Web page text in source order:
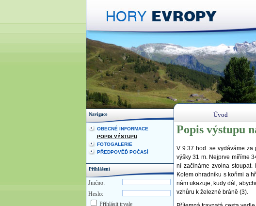
Popis výstupu
V 9.37 hod. se vydáváme
výšky 31 m. Nejprve míříme
ní začínáme zvolna stoupat.
Kolem ohradníku s koňmi a
nám ukazuje, kudy dál,
vzhůru k železné bráně (3).
Navigace
OBECNÉ INFORMACE
POPIS VÝSTUPU
FOTOGALERIE
PŘEDPOVĚĎ POČASÍ
Přihlášení
Jméno:
Heslo:
Přihlásit trvale
Úvod